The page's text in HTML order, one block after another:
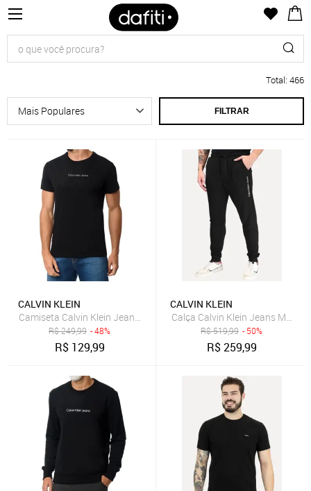
Total: 466
FILTRAR
CALVIN KLEIN
Camiseta Calvin Klein Jeans Masculina Institutional New Logo Preta
R$249,99 - 48%
R$ 129,99
CALVIN KLEIN
Calça Calvin Klein Jeans
R$519,99 - 50%
R$259,99